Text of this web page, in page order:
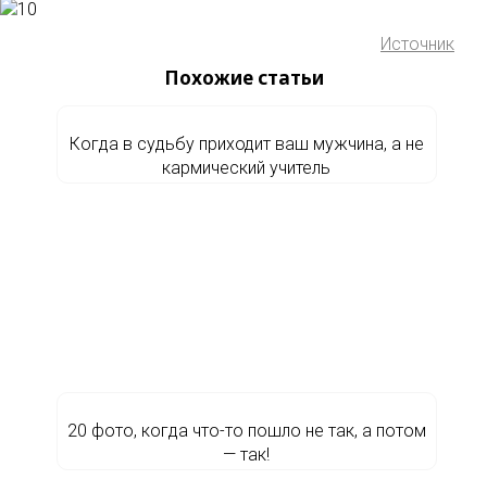
Источник
Похожие статьи
Когда в судьбу приходит ваш мужчина, а не
кармический учитель
20 фото, когда что-то пошло не так, а потом
— так!